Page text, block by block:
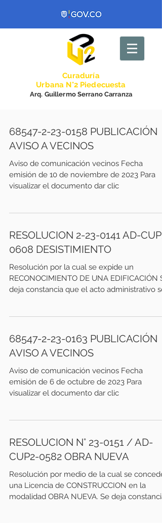
Curaduría
Urbana N°2 Piedecuesta
Arq. Guillermo Serrano Carranza
68547-2-23-0158 PUBLICACIÓN
AVISO A VECINOS
Aviso de comunicación vecinos Fecha
emisión de 10 de noviembre de 2023 Para
visualizar el documento dar clic
RESOLUCION 2-23-0141 AD-
0608 DESISTIMIENTO
Resolución por la cual se expide un
RECONOCIMIENTO DE UNA EDIFICACIÓN
deja constancia que el acto administrativo se
68547-2-23-0163 PUBLICACIÓN
AVISO A VECINOS
Aviso de comunicación vecinos Fecha
emisión de 6 de octubre de 2023 Para
visualizar el documento dar clic
RESOLUCION N° 23-0151 / AD-
CUP2-0582 OBRA NUEVA
Resolución por medio de la cual se concede
una Licencia de CONSTRUCCION en la
modalidad OBRA NUEVA. Se deja constancia